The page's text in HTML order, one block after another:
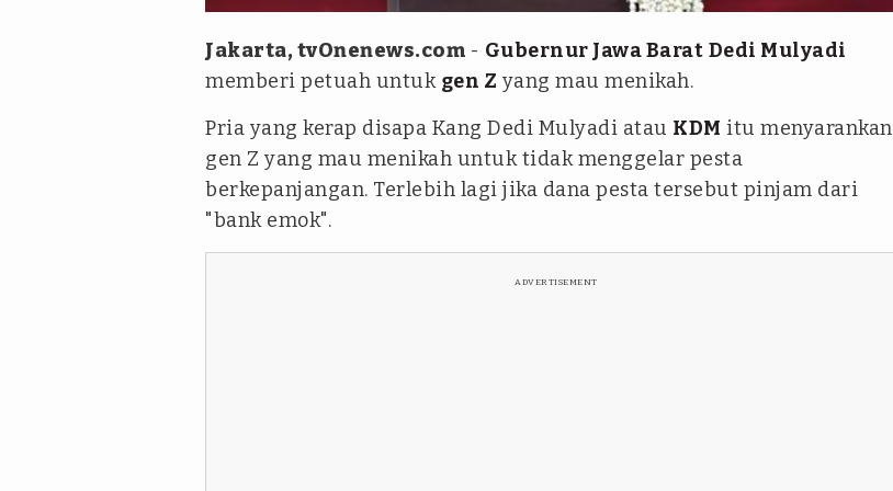
Jakarta, tvOnenews.com - Gubernur Jawa Barat Dedi Mulyadi
memberi petuah untuk gen Z yang mau menikah.
Pria yang kerap disapa Kang Dedi Mulyadi atau KDM itu menyarankan
gen Z yang mau menikah untuk tidak menggelar pesta
berkepanjangan. Terlebih lagi jika dana pesta tersebut pinjam dari
"bank emok".
ADVERTISEMENT